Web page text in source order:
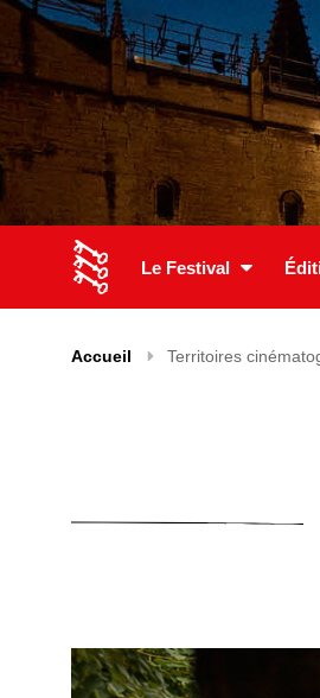
Le Festival
Accueil Territoires